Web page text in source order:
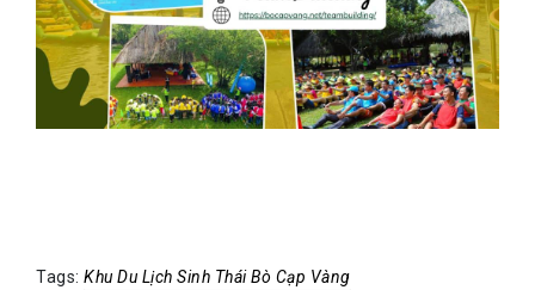
Tags: Khu Du Lịch Sinh Thái Bò Cạp Vàng